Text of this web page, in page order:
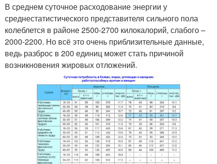
В среднем суточное расходование энергии у
среднестатистического представителя сильного пола
колеблется в районе 2500-2700 килокалорий, слабого –
2000-2200. Но всё это очень приблизительные данные,
ведь разброс в 200 единиц может стать причиной
возникновения жировых отложений.